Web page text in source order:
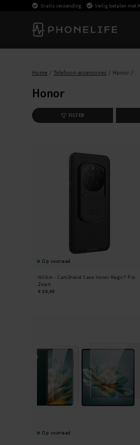
Gratis verzending Veilig betalen met
Home Telefoon-accessoires Honor
Honor
FILTER
Op voorraad
Nillkin - CamShield Case Honor Magic7 Pro
Zwart
€ 19,95
Op voorraad